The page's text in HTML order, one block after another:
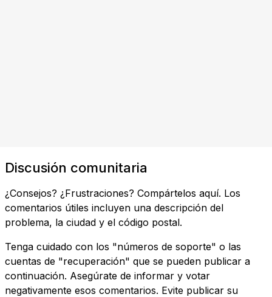
Discusión comunitaria
¿Consejos? ¿Frustraciones? Compártelos aquí. Los
comentarios útiles incluyen una descripción del
problema, la ciudad y el código postal.
Tenga cuidado con los "números de soporte" o las
cuentas de "recuperación" que se pueden publicar a
continuación. Asegúrate de informar y votar
negativamente esos comentarios. Evite publicar su